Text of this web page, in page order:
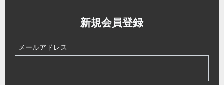
新規会員登録
メールアドレス